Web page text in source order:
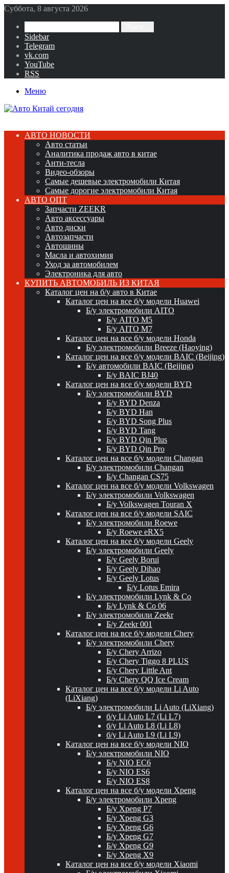
Суббота, 8 августа 2026
Sidebar
Telegram
vk.com
YouTube
RSS
Меню
АВТО НОВОСТИ
Авто статьи
Аналитика продаж авто в китае
Анти-тесла
Видео-обзоры
Самые дешевые электромобили Китая
Самые дорогие электромобили Китая
АВТО ОПТ
Запчасти ZEEKR
Авто аксессуары
Авто диски
Автозапчасти
Автошины
Масла и автохимия
Уход за автомобилем
Электроника для авто
КУПИТЬ АВТОМОБИЛЬ ИЗ КИТАЯ
Каталог цен на б/у авто в Китае
Каталог цен на все б/у модели Huawei
Б/у электромобили AITO
Б/у AITO M5
Б/у AITO M7
Каталог цен на все б/у модели Honda
Б/у электромобили Breeze (Haoying)
Каталог цен на все б/у модели BAIC (Beijing)
Б/у автомобили BAIC (Beijing)
Б/у BAIC BJ40
Каталог цен на все б/у модели BYD
Б/у электромобили BYD
Б/у BYD Denza
Б/у BYD Han
Б/у BYD Song Plus
Б/у BYD Tang
Б/у BYD Qin Plus
Б/у BYD Qin Pro
Каталог цен на все б/у модели Changan
Б/у электромобили Changan
Б/у Changan CS75
Каталог цен на все б/у модели Volkswagen
Б/у электромобили Volkswagen
Б/у Volkswagen Touran X
Каталог цен на все б/у модели SAIC
Б/у электромобили Roewe
Б/у Roewe eRX5
Каталог цен на все б/у модели Geely
Б/у электромобили Geely
Б/у Geely Borui
Б/у Geely Dihao
Б/у Geely Lotus
Б/у Lotus Emira
Б/у электромобили Lynk & Co
Б/у Lynk & Co 06
Б/у электромобили Zeekr
Б/у Zeekr 001
Каталог цен на все б/у модели Chery
Б/у электромобили Chery
Б/у Chery Arrizo
Б/у Chery Tiggo 8 PLUS
Б/у Chery Little Ant
Б/у Chery QQ Ice Cream
Каталог цен на все б/у модели Li Auto
(LiXiang)
Б/у электромобили Li Auto (LiXiang)
б/у Li Auto L7 (Li L7)
б/у Li Auto L8 (Li L8)
б/у Li Auto L9 (Li L9)
Каталог цен на все б/у модели NIO
Б/у электромобили NIO
Б/у NIO EC6
Б/у NIO ES6
Б/у NIO ES8
Каталог цен на все б/у модели Xpeng
Б/у электромобили Xpeng
Б/у Xpeng P7
Б/у Xpeng G3
Б/у Xpeng G6
Б/у Xpeng G7
Б/у Xpeng G9
Б/у Xpeng X9
Каталог цен на все б/у модели Xiaomi